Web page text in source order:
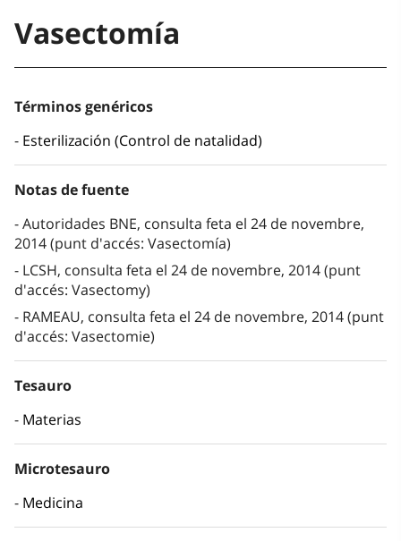
Vasectomía
Términos genéricos
Esterilización (Control de natalidad)
Notas de fuente
Autoridades BNE, consulta feta el 24 de novembre,
2014 (punt d'accés: Vasectomía)
LCSH, consulta feta el 24 de novembre, 2014 (punt
d'accés: Vasectomy)
RAMEAU, consulta feta el 24 de novembre, 2014 (punt
d'accés: Vasectomie)
Tesauro
Materias
Microtesauro
Medicina